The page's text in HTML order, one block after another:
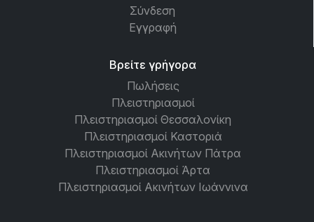
Σύνδεση
Εγγραφή
Βρείτε γρήγορα
Πωλήσεις
Πλειστηριασμοί
Πλειστηριασμοί Θεσσαλονίκη
Πλειστηριασμοί Καστοριά
Πλειστηριασμοί Ακινήτων Πάτρα
Πλειστηριασμοί Άρτα
Πλειστηριασμοί Ακινήτων Ιωάννινα